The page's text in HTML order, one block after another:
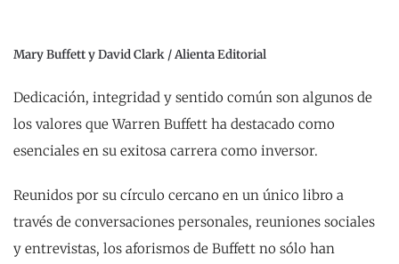
Mary Buffett y David Clark / Alienta Editorial
Dedicación, integridad y sentido común son algunos de
los valores que Warren Buffett ha destacado como
esenciales en su exitosa carrera como inversor.
Reunidos por su círculo cercano en un único libro a
través de conversaciones personales, reuniones sociales
y entrevistas, los aforismos de Buffett no sólo han